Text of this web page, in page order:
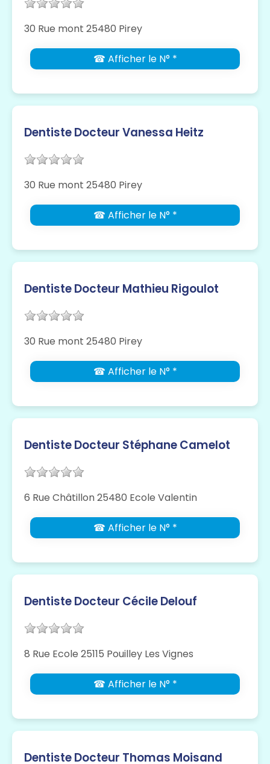
30 Rue mont 25480 Pirey
☎ Afficher le N° *
Dentiste Docteur Vanessa Heitz
30 Rue mont 25480 Pirey
☎ Afficher le N° *
Dentiste Docteur Mathieu Rigoulot
30 Rue mont 25480 Pirey
☎ Afficher le N° *
Dentiste Docteur Stéphane Camelot
6 Rue Châtillon 25480 Ecole Valentin
☎ Afficher le N° *
Dentiste Docteur Cécile Delouf
8 Rue Ecole 25115 Pouilley Les Vignes
☎ Afficher le N° *
Dentiste Docteur Thomas Moisand